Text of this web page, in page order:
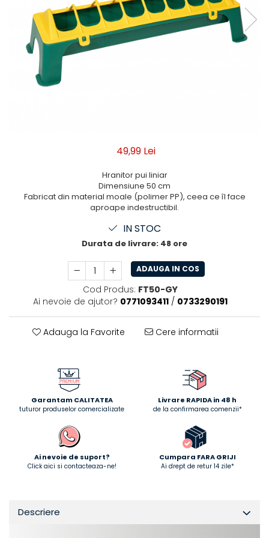
49,99 Lei
Hranitor pui liniar
Dimensiune 50 cm
Fabricat din material moale (polimer PP), ceea ce îl face
aproape indestructibil.
IN STOC
Durata de livrare: 48 ore
ADAUGA IN COS
Cod Produs: FT50-GY
Ai nevoie de ajutor? 0771093411 / 0733290191
Adauga la Favorite Cere informatii
Garantam CALITATEA
tuturor produselor comercializate
Livrare RAPIDA in 48 h
de la confirmarea comenzii*
Ai nevoie de suport?
Click aici si contacteaza-ne!
Cumpara FARA GRIJI
Ai drept de retur 14 zile*
Descriere